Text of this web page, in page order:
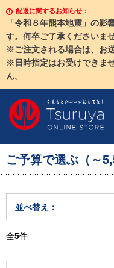
配送に関するお知らせ：
「令和８年熊本地震」の影
す。何卒ご了承くださいませ
※ご注文される場合は、お
※日時指定はお受けできま
ん。
ご予算で選ぶ（～
並べ替え：
全5件